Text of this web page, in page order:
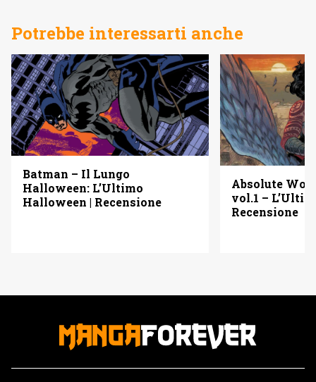
Potrebbe interessarti anche
Batman – Il Lungo
Halloween: L’Ultimo
Halloween | Recensione
Absolute
vol.1 –
Recensione